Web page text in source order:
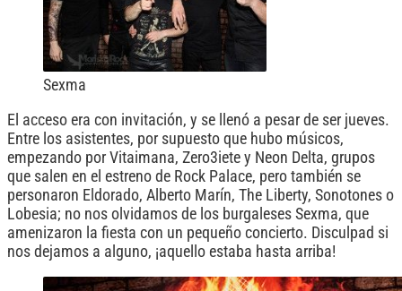
Sexma
El acceso era con invitación, y se llenó a pesar de ser jueves.
Entre los asistentes, por supuesto que hubo músicos,
empezando por Vitaimana, Zero3iete y Neon Delta, grupos
que salen en el estreno de Rock Palace, pero también se
personaron Eldorado, Alberto Marín, The Liberty, Sonotones o
Lobesia; no nos olvidamos de los burgaleses Sexma, que
amenizaron la fiesta con un pequeño concierto. Disculpad si
nos dejamos a alguno, ¡aquello estaba hasta arriba!